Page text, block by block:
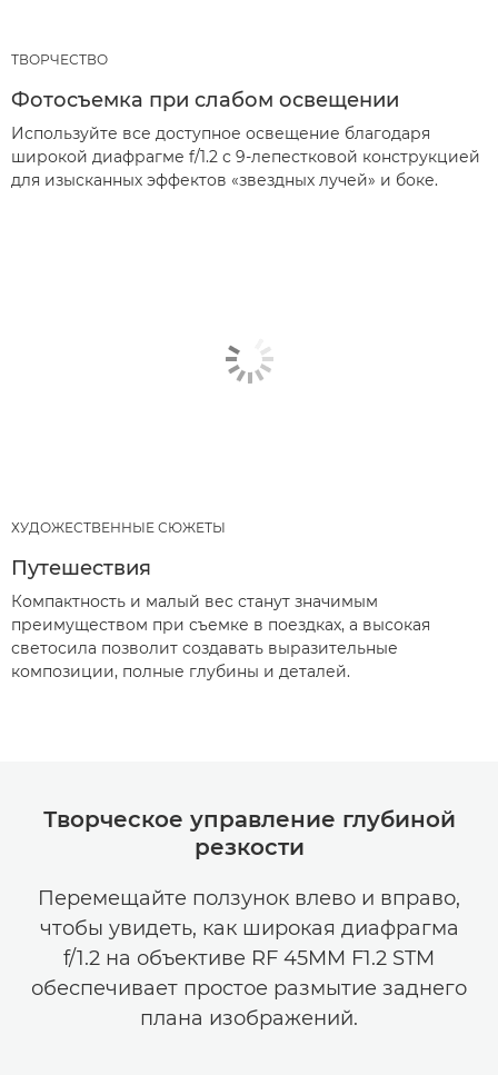
ТВОРЧЕСТВО
Фотосъемка при слабом освещении
Используйте все доступное освещение благодаря
широкой диафрагме f/1.2 с 9-лепестковой конструкцией
для изысканных эффектов «звездных лучей» и боке.
ХУДОЖЕСТВЕННЫЕ СЮЖЕТЫ
Путешествия
Компактность и малый вес станут значимым
преимуществом при съемке в поездках, а высокая
светосила позволит создавать выразительные
композиции, полные глубины и деталей.
Творческое управление глубиной
резкости
Перемещайте ползунок влево и вправо,
чтобы увидеть, как широкая диафрагма
f/1.2 на объективе RF 45MM F1.2 STM
обеспечивает простое размытие заднего
плана изображений.